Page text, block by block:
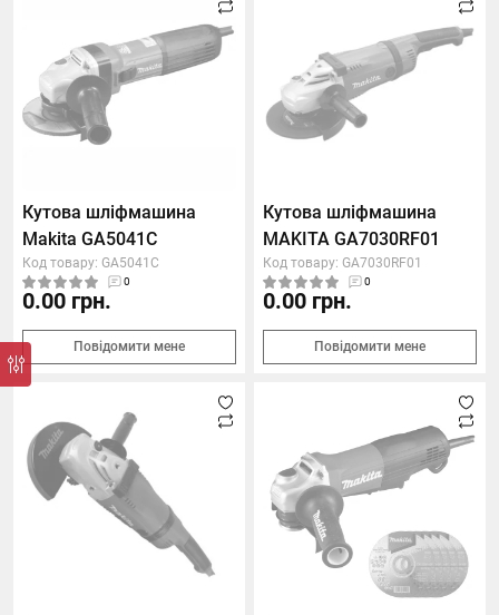
Кутова шліфмашина
Makita GA5041C
Код товару: GA5041C
0
0.00 грн.
Повідомити мене
Кутова шліфмашина
MAKITA GA7030RF01
Код товару: GA7030RF01
0
0.00 грн.
Повідомити мене